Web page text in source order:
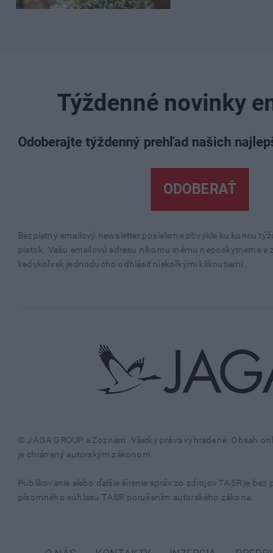
© JAGA GROUP a Zoznam. Všetky práva vyhradené. Obsah
je chránený autorským zákonom.
Publikovanie alebo ďalšie šírenie správ zo zdrojov TASR je bez
písomného súhlasu TASR porušením autorského zákona.
Týždenné novinky
Odoberajte týždenný prehľad našich
ODOBERAŤ
Bezplatný emailový newsletter posielame obvykle ku koncu
piatok. Vašu emailovú adresu nikomu inému neposkytneme a
kedykoľvek jednoducho odhlásiť niekoľkými kliknutiami.